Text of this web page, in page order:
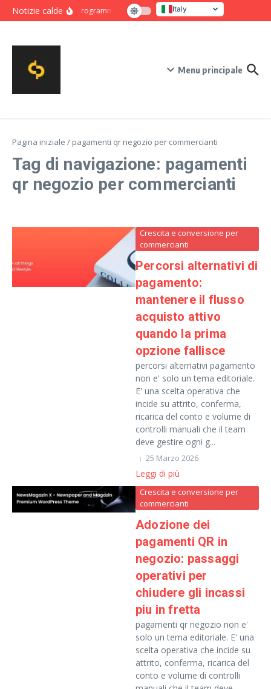
Salta al contenuto
Notizie calde Programma intensivo di novanta giorni per crescita e
Italy
United States
Menu principale
Pagina iniziale / pagamenti qr negozio per commercianti
Tag di navigazione: pagamenti
qr negozio per commercianti
Crescita e conversione per
commercianti
Percorsi alternativi di
pagamento:
mantenere il flusso
acquisto attivo
quando la prima
opzione fallisce
percorsi alternativi pagamento
non e' solo un tema editoriale.
E' una scelta operativa che
incide su attrito, conferma,
ricarica del conto e volume di
controlli manuali che il team
deve gestire ogni g...
25 Marzo 2026
Leggi di più
Crescita e conversione per
commercianti
Adozione dei
pagamenti QR in
negozio: passaggi
operativi per
chiudere gli incassi
piu in fretta
pagamenti qr negozio non e'
solo un tema editoriale. E' una
scelta operativa che incide su
attrito, conferma, ricarica del
conto e volume di controlli